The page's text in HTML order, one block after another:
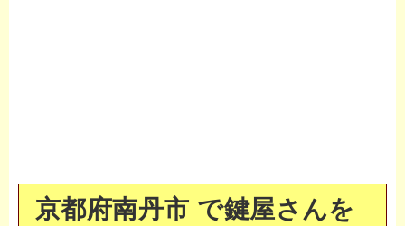
京都府南丹市 で鍵屋さんを